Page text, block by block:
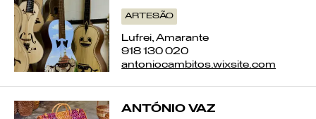
ARTESÃO
Lufrei, Amarante
918 130 020
antoniocambitos.wixsite.com
ANTÓNIO VAZ